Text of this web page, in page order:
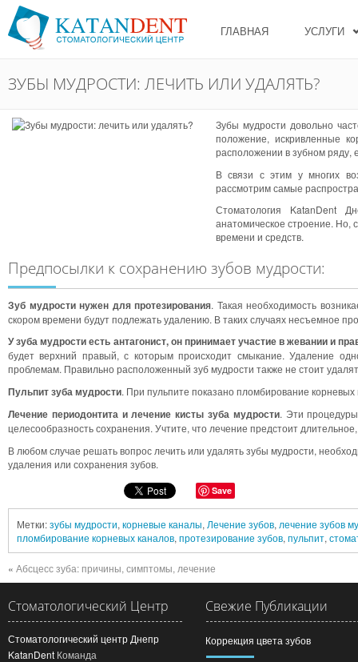
ГЛАВНАЯ УСЛУГИ
ЗУБЫ МУДРОСТИ: ЛЕЧИТЬ ИЛИ УДАЛЯТЬ?
Зубы мудрости довольно
положение, искривленные
расположении в зубном ряду,
В связи с этим у многих
рассмотрим самые
Стоматология KatanDent
анатомическое строение. Но,
времени и средств.
Предпосылки к сохранению зубов мудрости:
Зуб мудрости нужен для протезирования. Такая необходимость
скором времени будут подлежать удалению. В таких случаях несъемное
У зуба мудрости есть антагонист, он принимает участие в жевании и
будет верхний правый, с которым происходит смыкание. Удаление
проблемам. Правильно расположенный зуб мудрости также не стоит
Пульпит зуба мудрости. При пульпите показано пломбирование
Лечение периодонтита и лечение кисты зуба мудрости. Эти
целесообразность сохранения. Учтите, что лечение предстоит
В любом случае решать вопрос лечить или удалять зубы мудрости,
удаления или сохранения зубов.
Save
Метки:зубы мудрости, корневые каналы, Лечение зубов, лечение зубов
пломбирование корневых каналов, протезирование зубов, пульпит,
« Абсцесс зуба: причины, симптомы, лечение
Стоматологический Центр
Стоматологический центр Днепр
KatanDent Команда
Свежие Публикации
Коррекция цвета зубов